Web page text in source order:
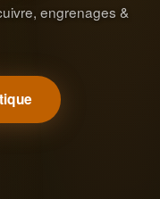
engrenages &